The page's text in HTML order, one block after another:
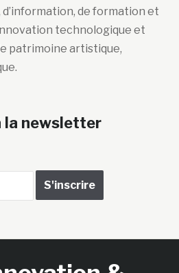
de formation et
technologique et
patrimoine artistique,
la newsletter